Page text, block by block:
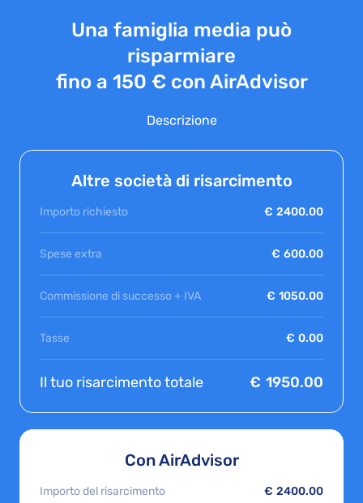
Una famiglia media può
risparmiare
fino a 150 € con AirAdvisor
Descrizione
Altre società di risarcimento
Importo richiesto € 2400.00
Spese extra € 600.00
Commissione di successo + IVA € 1050.00
Tasse € 0.00
Il tuo risarcimento totale € 1950.00
Con AirAdvisor
Importo del risarcimento € 2400.00